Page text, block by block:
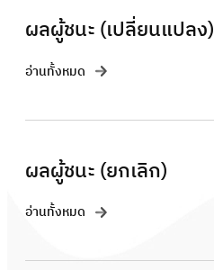
ผลผู้ชนะ (เปลี่ยนแปลง)
อ่านทั้งหมด
ผลผู้ชนะ (ยกเลิก)
อ่านทั้งหมด